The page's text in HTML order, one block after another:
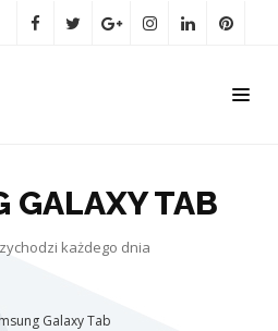
GALAXY TAB
każdego dnia
Galaxy Tab